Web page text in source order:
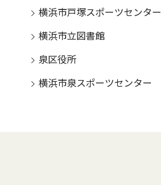
横浜市戸塚スポーツセンター
横浜市立図書館
泉区役所
横浜市泉スポーツセンター